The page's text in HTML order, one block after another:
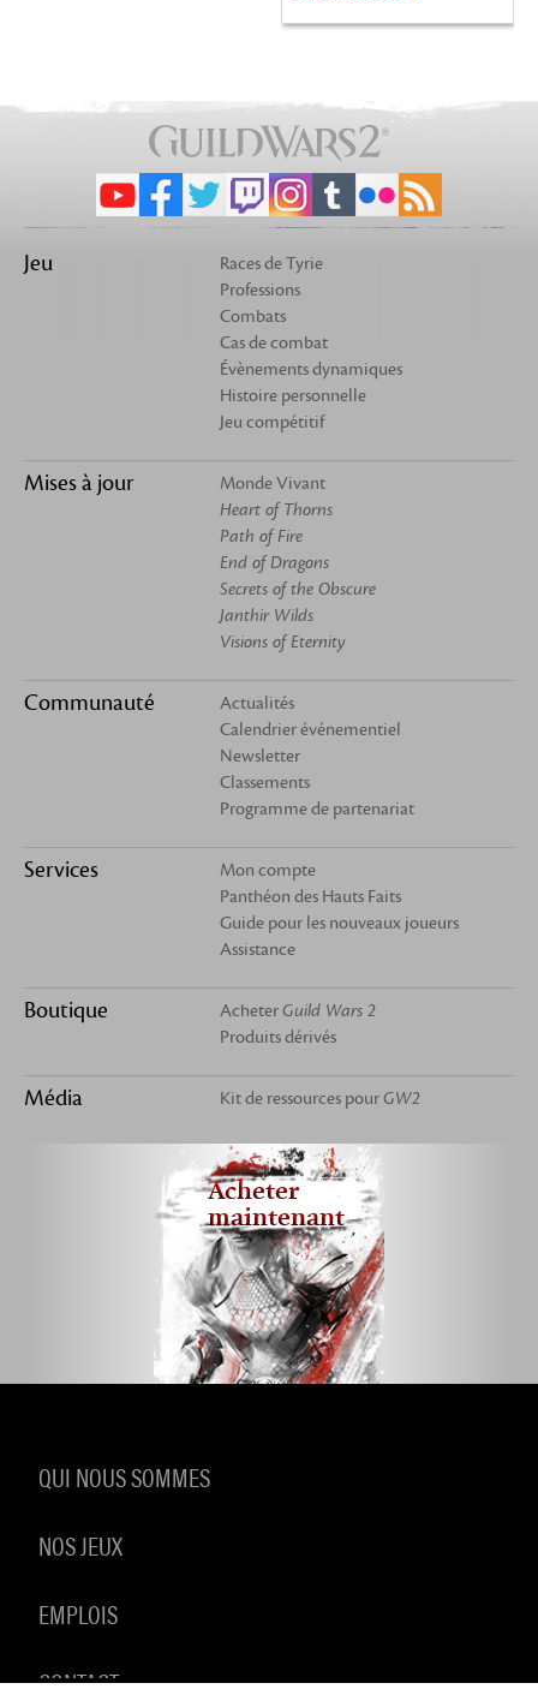
Jeu
Races de Tyrie
Professions
Combats
Cas de combat
Évènements dynamiques
Histoire personnelle
Jeu compétitif
Mises à jour
Monde Vivant
Heart of Thorns
Path of Fire
End of Dragons
Secrets of the Obscure
Janthir Wilds
Visions of Eternity
Communauté
Actualités
Calendrier événementiel
Newsletter
Classements
Programme de partenariat
Services
Mon compte
Panthéon des Hauts Faits
Guide pour les nouveaux joueurs
Assistance
Boutique AcheterGuild Wars 2
Produits dérivés
Média Kit de ressources pourGW2
Acheter
maintenant
QUI NOUS SOMMES
NOS JEUX
EMPLOIS
CONTACT